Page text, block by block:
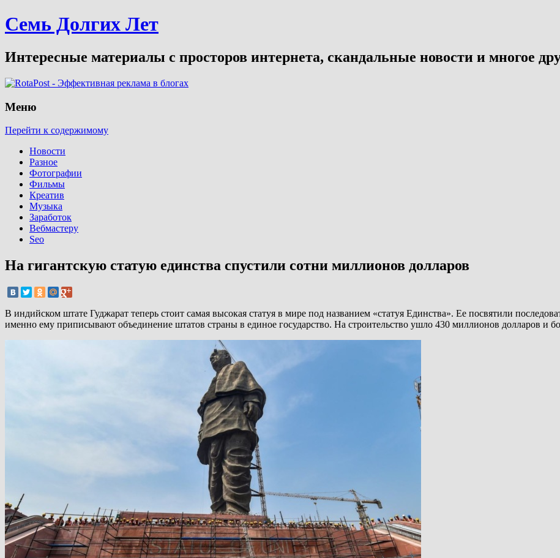
Семь Долгих Лет
Интересные материалы с просторов интернета, скандальные новости и многое
Меню
Перейти к содержимому
Новости
Разное
Фотографии
Фильмы
Креатив
Музыка
Заработок
Вебмастеру
Seo
На гигантскую статую единства спустили сотни миллионов долларов
В индийском штате Гуджарат теперь стоит самая высокая статуя в мире под названием «статуя Единства». Ее посвятили
именно ему приписывают объединение штатов страны в единое государство. На строительство ушло 430 миллионов долларов и